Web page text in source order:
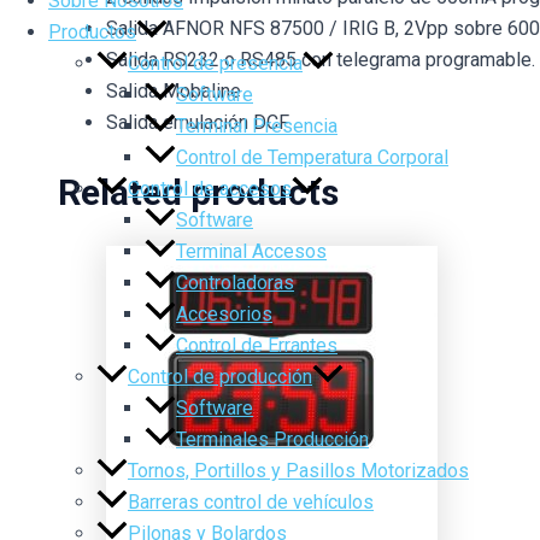
Productos
Control de presencia
Software
Terminal Presencia
Control de Temperatura Corporal
Control de accesos
Software
Terminal Accesos
Controladoras
Accesorios
Control de Errantes
Control de producción
Software
Terminales Producción
Tornos, Portillos y Pasillos Motorizados
Barreras control de vehículos
Pilonas y Bolardos
Salida AFNOR NFS 87500 / IRIG B, 2Vpp sobre
Salida RS232 o RS485 con telegrama programable.
Salida Mobaline
Salida emulación DCF
Related products